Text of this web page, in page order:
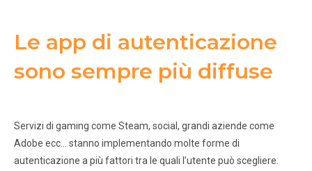
Le app di autenticazione
sono sempre più diffuse
Servizi di gaming come Steam, social, grandi aziende come
Adobe ecc… stanno implementando molte forme di
autenticazione a più fattori tra le quali l’utente può scegliere.